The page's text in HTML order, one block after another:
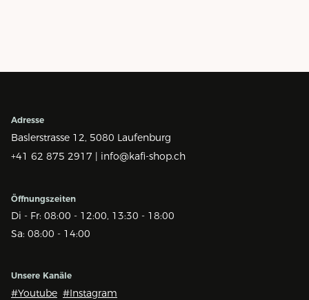
Adresse
Baslerstrasse 12, 5080 Laufenburg
+41 62 875 2917 | info@kafi-shop.ch
Öffnungszeiten
Di - Fr: 08:00 - 12:00, 13:30 - 18:00
Sa: 08:00 - 14:00
Unsere Kanäle
#Youtube #Instagram